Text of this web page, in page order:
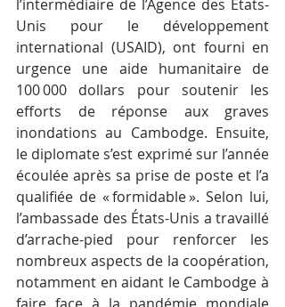
l’intermédiaire de l’Agence des États-
Unis pour le développement
international (USAID), ont fourni en
urgence une aide humanitaire de
100 000 dollars pour soutenir les
efforts de réponse aux graves
inondations au Cambodge. Ensuite,
le diplomate s’est exprimé sur l’année
écoulée après sa prise de poste et l’a
qualifiée de « formidable ». Selon lui,
l’ambassade des États-Unis a travaillé
d’arrache-pied pour renforcer les
nombreux aspects de la coopération,
notamment en aidant le Cambodge à
faire face à la pandémie mondiale